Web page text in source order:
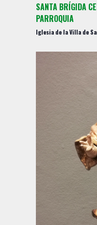
SANTA BRÍGIDA
PARROQUIA
Iglesia de la Villa de